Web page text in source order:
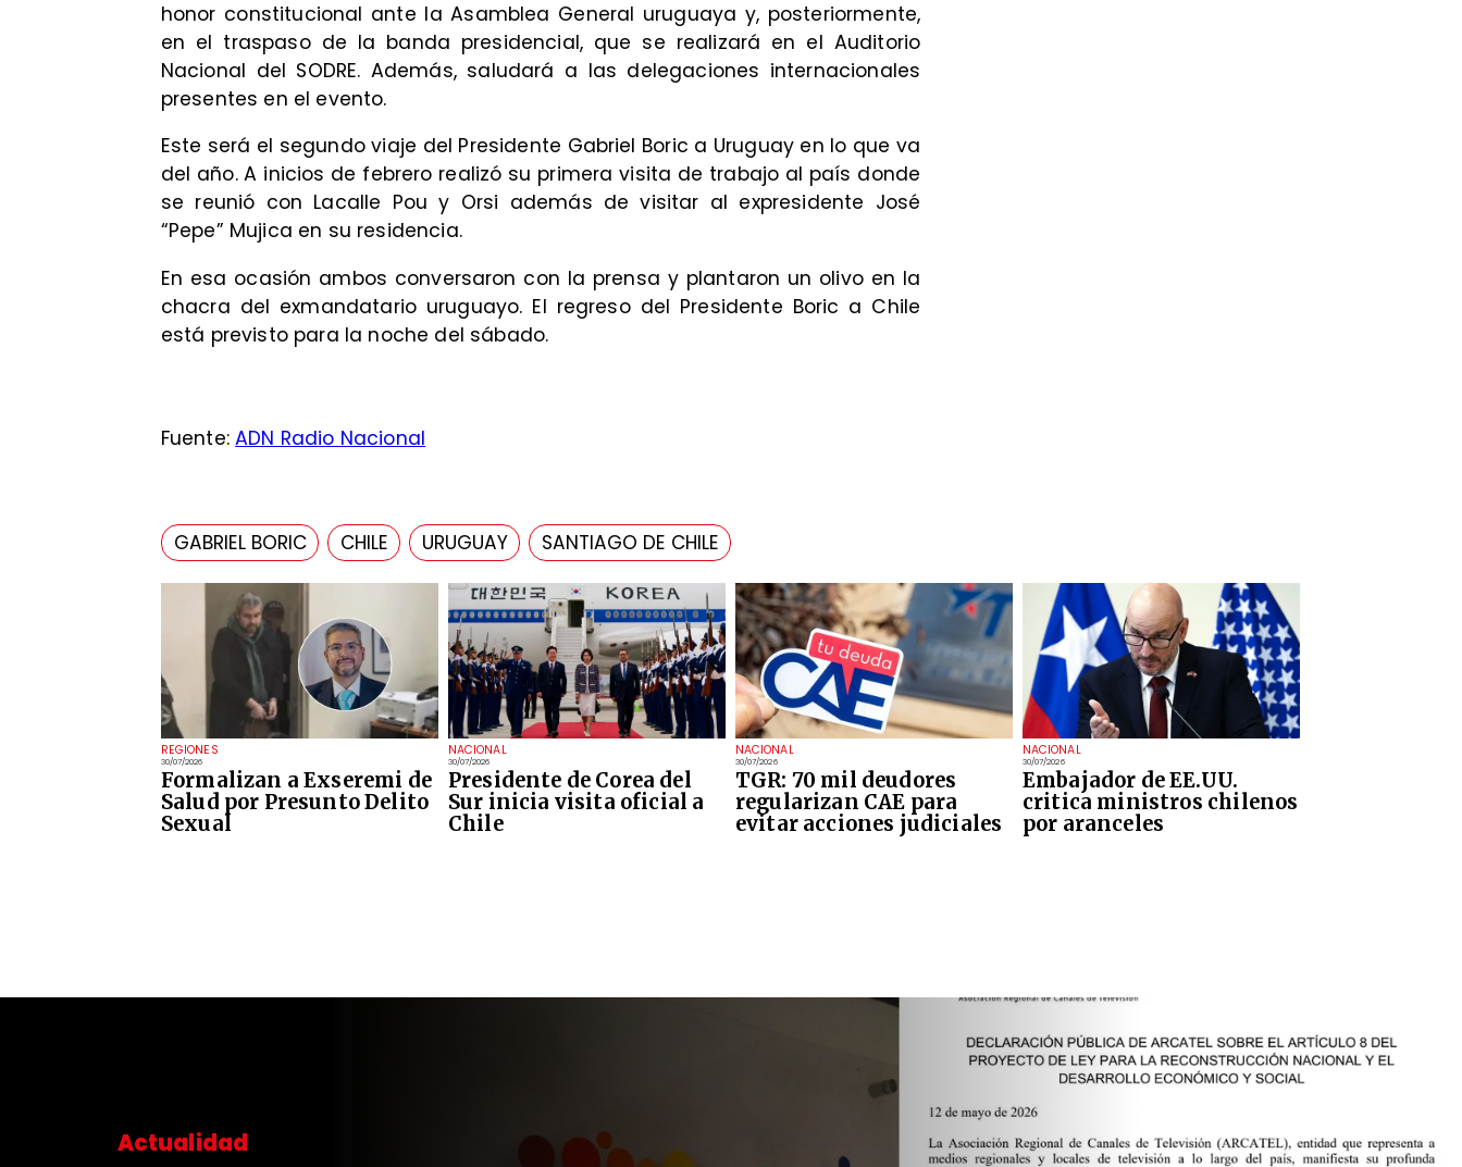
REGIONES
30/07/2026
Formalizan a Exseremi de
Salud por Presunto Delito
Sexual
NACIONAL
30/07/2026
Presidente de Corea del
Sur inicia visita oficial a
Chile
NACIONAL
30/07/2026
TGR: 70 mil deudores
regularizan CAE para
evitar acciones judiciales
NACIONAL
30/07/2026
Embajador de EE.UU.
critica ministros chilenos
por aranceles
honor constitucional ante la Asamblea General uruguaya y, posteriormente,
en el traspaso de la banda presidencial, que se realizará en el Auditorio
Nacional del SODRE. Además, saludará a las delegaciones internacionales
presentes en el evento.
Este será el segundo viaje del Presidente Gabriel Boric a Uruguay en lo que va
del año. A inicios de febrero realizó su primera visita de trabajo al país donde
se reunió con Lacalle Pou y Orsi además de visitar al expresidente José
“Pepe” Mujica en su residencia.
En esa ocasión ambos conversaron con la prensa y plantaron un olivo en la
chacra del exmandatario uruguayo. El regreso del Presidente Boric a Chile
está previsto para la noche del sábado.
Fuente:ADN Radio Nacional
GABRIEL BORIC CHILE URUGUAY SANTIAGO DE CHILE
Actualidad